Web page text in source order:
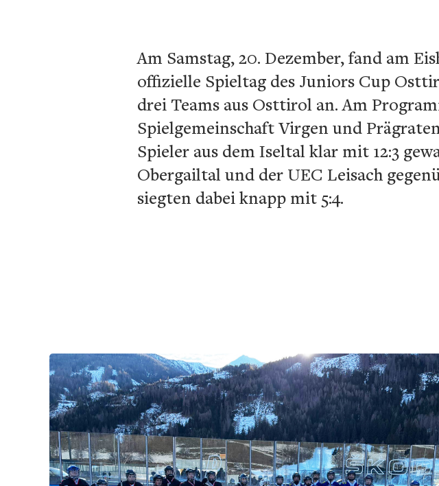
Am Samstag, 20. Dezember, fand am
offizielle Spieltag des Juniors Cup
drei Teams aus Osttirol an. Am
Spielgemeinschaft Virgen und
Spieler aus dem Iseltal klar mit 12:3
Obergailtal und der UEC Leisach
siegten dabei knapp mit 5:4.